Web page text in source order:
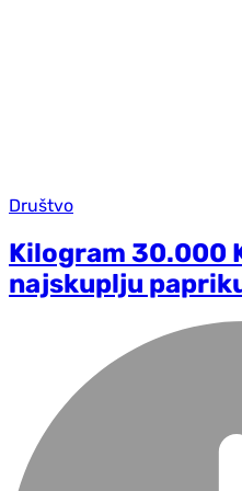
Društvo
Kilogram 30.000
najskuplju